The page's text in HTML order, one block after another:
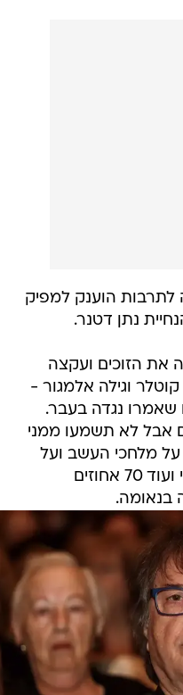
לתרבות הוענק למפיק
נתן דטנר.
את הזוכים ועקצה
וגילה אלמגור -
שאמרו נגדה בעבר.
אבל לא תשמעו ממני
מלחכי העשב ועל
כיתות רגליים לפריפריה, שאני ועוד 70 אחוזים
בנאומה.